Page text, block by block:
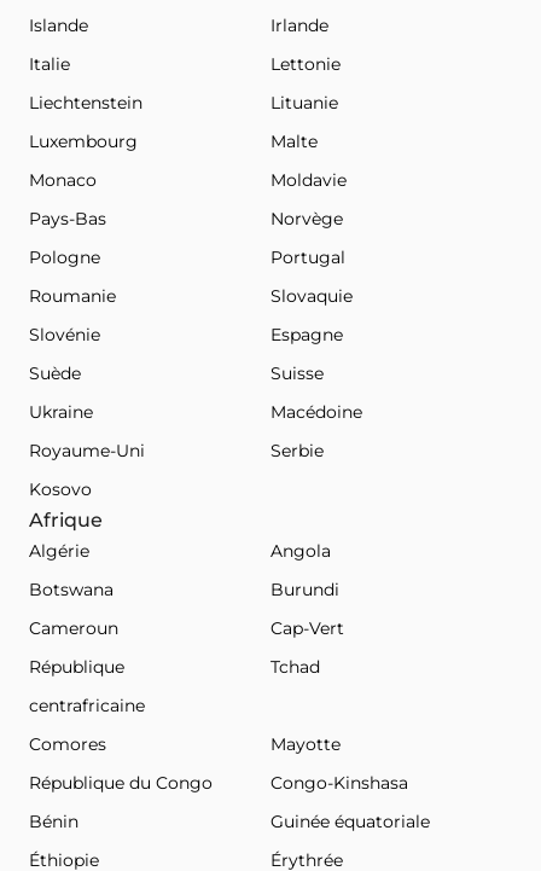
Islande
Irlande
Italie
Lettonie
Liechtenstein
Lituanie
Luxembourg
Malte
Monaco
Moldavie
Pays-Bas
Norvège
Pologne
Portugal
Roumanie
Slovaquie
Slovénie
Espagne
Suède
Suisse
Ukraine
Macédoine
Royaume-Uni
Serbie
Kosovo
Afrique
Algérie
Angola
Botswana
Burundi
Cameroun
Cap-Vert
République
centrafricaine
Tchad
Comores
Mayotte
République du Congo
Congo-Kinshasa
Bénin
Guinée équatoriale
Éthiopie
Érythrée